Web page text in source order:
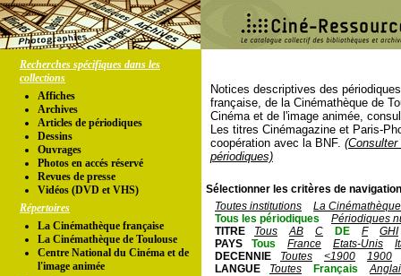
Recherches spécifiques dans les
collections
Affiches
Archives
Articles de périodiques
Dessins
Ouvrages
Photos en accés réservé
Revues de presse
Vidéos (DVD et VHS)
Répertoires
La Cinémathèque française
La Cinémathèque de Toulouse
Centre National du Cinéma et de
l'image animée
Notices descriptives des
française, de la Cinémathèque de
Cinéma et de l'image animée,
Les titres Cinémagazine et Paris-
coopération avec la BNF.
périodiques)
Sélectionner les critères de
Toutes institutions
La
Tous les périodiques
Périodiques
TITRE
Tous AB C DE F
GHI
PAYS
Tous France Etats-Unis
DECENNIE
Toutes <1900
1900
LANGUE
Toutes Français